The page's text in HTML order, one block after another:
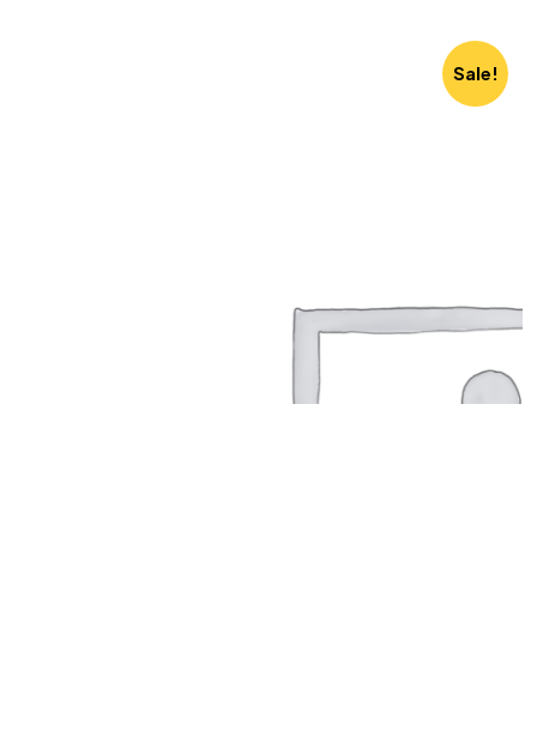
Sale!
©2024 T.Nine, All Rights Reserved.
Giasocdathanh.com.